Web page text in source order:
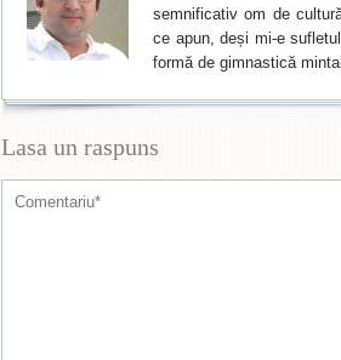
semnificativ om de
ce apun, deși mi-e
formă de gimnastică
Lasa un raspuns